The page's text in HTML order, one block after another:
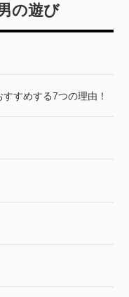
の遊び
すめする7つの理由！